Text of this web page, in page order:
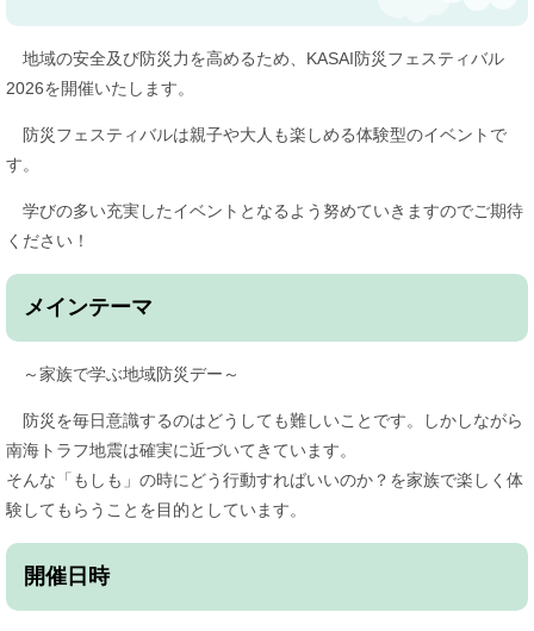
地域の安全及び防災力を高めるため、KASAI防災フェスティバル
2026を開催いたします。
防災フェスティバルは親子や大人も楽しめる体験型のイベントで
す。
学びの多い充実したイベントとなるよう努めていきますのでご期待
ください！
メインテーマ
​ ～家族で学ぶ地域防災デー～
防災を毎日意識するのはどうしても難しいことです。しかしながら
南海トラフ地震は確実に近づいてきています。
そんな「もしも」の時にどう行動すればいいのか？を家族で楽しく体
験してもらうことを目的としています。
​開催日時